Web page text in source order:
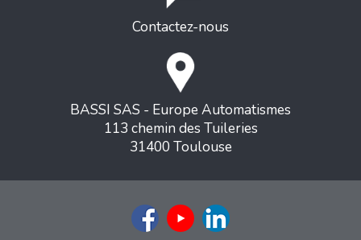
Contactez-nous
BASSI SAS - Europe Automatismes
113 chemin des Tuileries
31400 Toulouse